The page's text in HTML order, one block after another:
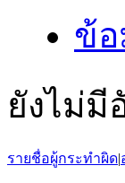
ข้
ยังไม่มี
รายชื่อผู้กระทำผิด|